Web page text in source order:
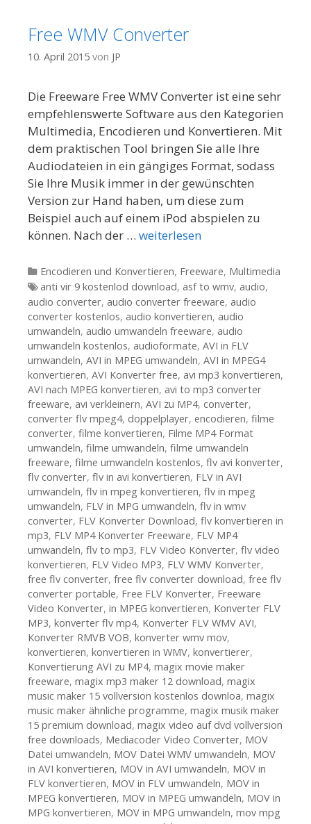
Free WMV Converter
10. April 2015 von JP
Die Freeware Free WMV Converter ist eine sehr
empfehlenswerte Software aus den Kategorien
Multimedia, Encodieren und Konvertieren. Mit
dem praktischen Tool bringen Sie alle Ihre
Audiodateien in ein gängiges Format, sodass
Sie Ihre Musik immer in der gewünschten
Version zur Hand haben, um diese zum
Beispiel auch auf einem iPod abspielen zu
können. Nach der … weiterlesen
Kategorien
Encodieren und Konvertieren, Freeware, Multimedia
Tags
anti vir 9 kostenlod download, asf to wmv, audio,
audio converter, audio converter freeware, audio
converter kostenlos, audio konvertieren, audio
umwandeln, audio umwandeln freeware, audio
umwandeln kostenlos, audioformate, AVI in FLV
umwandeln, AVI in MPEG umwandeln, AVI in MPEG4
konvertieren, AVI Konverter free, avi mp3 konvertieren,
AVI nach MPEG konvertieren, avi to mp3 converter
freeware, avi verkleinern, AVI zu MP4, converter,
converter flv mpeg4, doppelplayer, encodieren, filme
converter, filme konvertieren, Filme MP4 Format
umwandeln, filme umwandeln, filme umwandeln
freeware, filme umwandeln kostenlos, flv avi konverter,
flv converter, flv in avi konvertieren, FLV in AVI
umwandeln, flv in mpeg konvertieren, flv in mpeg
umwandeln, FLV in MPG umwandeln, flv in wmv
converter, FLV Konverter Download, flv konvertieren in
mp3, FLV MP4 Konverter Freeware, FLV MP4
umwandeln, flv to mp3, FLV Video Konverter, flv video
konvertieren, FLV Video MP3, FLV WMV Konverter,
free flv converter, free flv converter download, free flv
converter portable, Free FLV Konverter, Freeware
Video Konverter, in MPEG konvertieren, Konverter FLV
MP3, konverter flv mp4, Konverter FLV WMV AVI,
Konverter RMVB VOB, konverter wmv mov,
konvertieren, konvertieren in WMV, konvertierer,
Konvertierung AVI zu MP4, magix movie maker
freeware, magix mp3 maker 12 download, magix
music maker 15 vollversion kostenlos downloa, magix
music maker ähnliche programme, magix musik maker
15 premium download, magix video auf dvd vollversion
free downloads, Mediacoder Video Converter, MOV
Datei umwandeln, MOV Datei WMV umwandeln, MOV
in AVI konvertieren, MOV in AVI umwandeln, MOV in
FLV konvertieren, MOV in FLV umwandeln, MOV in
MPEG konvertieren, MOV in MPEG umwandeln, MOV in
MPG konvertieren, MOV in MPG umwandeln, mov mpg